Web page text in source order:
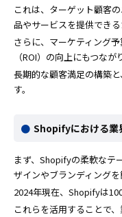
これは、ターゲット顧客
品やサービスを提供できる
さらに、マーケティング
（ROI）の向上にもつなが
長期的な顧客満足の構築
す。
Shopifyにおける業
まず、Shopifyの柔軟なテ
ザインやブランディングを
2024年現在、Shopifyは
これらを活用することで